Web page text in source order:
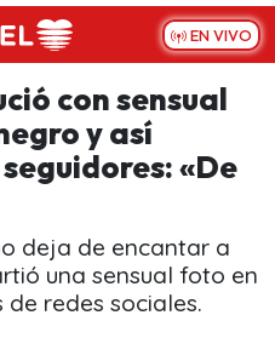
EN VIVO
con sensual
y así
«De
deja de encantar a
una sensual foto en
redes sociales.